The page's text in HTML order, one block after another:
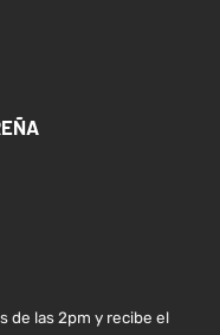
de las 2pm y recibe el